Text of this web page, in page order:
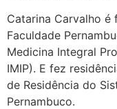
Catarina Carvalho é
Faculdade
Medicina Integral
IMIP). E fez
de Residência do
Pernambuco.